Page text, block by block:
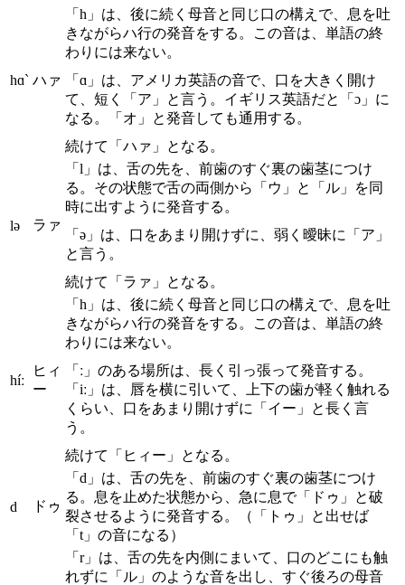
hɑ` ハァ
「h」は、後に続く母音と同じ口の構えで、息を吐
きながらハ行の発音をする。この音は、単語の終
わりには来ない。
「ɑ」は、アメリカ英語の音で、口を大きく開け
て、短く「ア」と言う。イギリス英語だと「ɔ」に
なる。「オ」と発音しても通用する。
続けて「ハァ」となる。
lə ラァ
「l」は、舌の先を、前歯のすぐ裏の歯茎につけ
る。その状態で舌の両側から「ウ」と「ル」を同
時に出すように発音する。
「ə」は、口をあまり開けずに、弱く曖昧に「ア」
と言う。
続けて「ラァ」となる。
híː
ヒィ
ー
「h」は、後に続く母音と同じ口の構えで、息を吐
きながらハ行の発音をする。この音は、単語の終
わりには来ない。
「ː」のある場所は、長く引っ張って発音する。
「iː」は、唇を横に引いて、上下の歯が軽く触れる
くらい、口をあまり開けずに「イー」と長く言
う。
続けて「ヒィー」となる。
d ドゥ
「d」は、舌の先を、前歯のすぐ裏の歯茎につけ
る。息を止めた状態から、急に息で「ドゥ」と破
裂させるように発音する。（「トゥ」と出せば
「t」の音になる）
「r」は、舌の先を内側にまいて、口のどこにも触
れずに「ル」のような音を出し、すぐ後ろの母音